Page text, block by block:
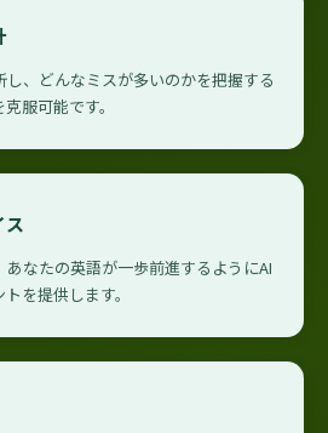
し、どんなミスが多いのかを把握する
服可能です。
ス
なたの英語が一歩前進するようにAI
を提供します。